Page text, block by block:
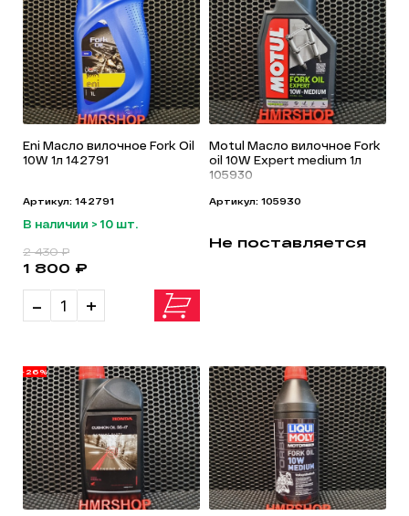
Eni Масло вилочное Fork Oil
10W 1л 142791
Артикул: 142791
В наличии > 10 шт.
- +
1 800 ₽
2 430 ₽
Motul Масло вилочное Fork
oil 10W Expert medium 1л
105930
Артикул: 105930
Не поставляется
-26%